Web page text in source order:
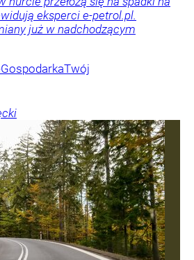
eksperci e-petrol.pl.
już w nadchodzącym
GospodarkaTwój